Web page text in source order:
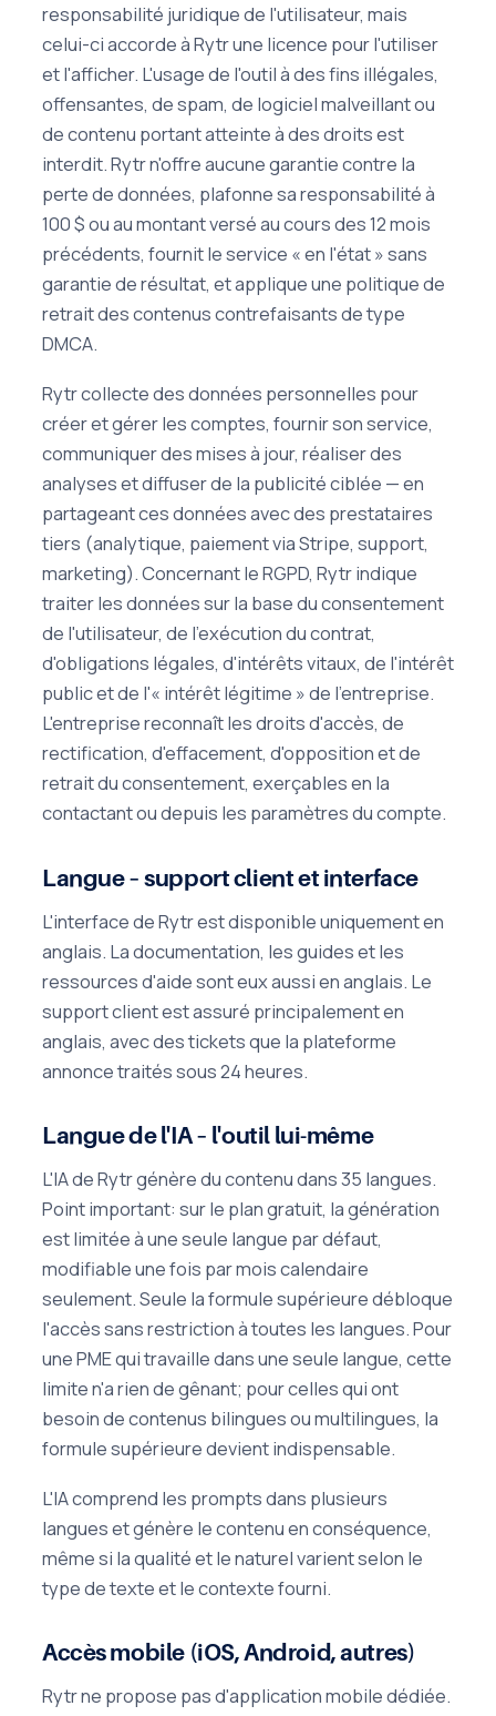
responsabilité juridique de l'utilisateur, mais
celui-ci accorde à Rytr une licence pour l'utiliser
et l'afficher. L'usage de l'outil à des fins illégales,
offensantes, de spam, de logiciel malveillant ou
de contenu portant atteinte à des droits est
interdit. Rytr n'offre aucune garantie contre la
perte de données, plafonne sa responsabilité à
100 $ ou au montant versé au cours des 12 mois
précédents, fournit le service « en l'état » sans
garantie de résultat, et applique une politique de
retrait des contenus contrefaisants de type
DMCA.
Rytr collecte des données personnelles pour
créer et gérer les comptes, fournir son service,
communiquer des mises à jour, réaliser des
analyses et diffuser de la publicité ciblée — en
partageant ces données avec des prestataires
tiers (analytique, paiement via Stripe, support,
marketing). Concernant le RGPD, Rytr indique
traiter les données sur la base du consentement
de l'utilisateur, de l'exécution du contrat,
d'obligations légales, d'intérêts vitaux, de l'intérêt
public et de l'« intérêt légitime » de l'entreprise.
L'entreprise reconnaît les droits d'accès, de
rectification, d'effacement, d'opposition et de
retrait du consentement, exerçables en la
contactant ou depuis les paramètres du compte.
Langue – support client et interface
L'interface de Rytr est disponible uniquement en
anglais. La documentation, les guides et les
ressources d'aide sont eux aussi en anglais. Le
support client est assuré principalement en
anglais, avec des tickets que la plateforme
annonce traités sous 24 heures.
Langue de l'IA – l'outil lui-même
L'IA de Rytr génère du contenu dans 35 langues.
Point important: sur le plan gratuit, la génération
est limitée à une seule langue par défaut,
modifiable une fois par mois calendaire
seulement. Seule la formule supérieure débloque
l'accès sans restriction à toutes les langues. Pour
une PME qui travaille dans une seule langue, cette
limite n'a rien de gênant; pour celles qui ont
besoin de contenus bilingues ou multilingues, la
formule supérieure devient indispensable.
L'IA comprend les prompts dans plusieurs
langues et génère le contenu en conséquence,
même si la qualité et le naturel varient selon le
type de texte et le contexte fourni.
Accès mobile (iOS, Android, autres)
Rytr ne propose pas d'application mobile dédiée.